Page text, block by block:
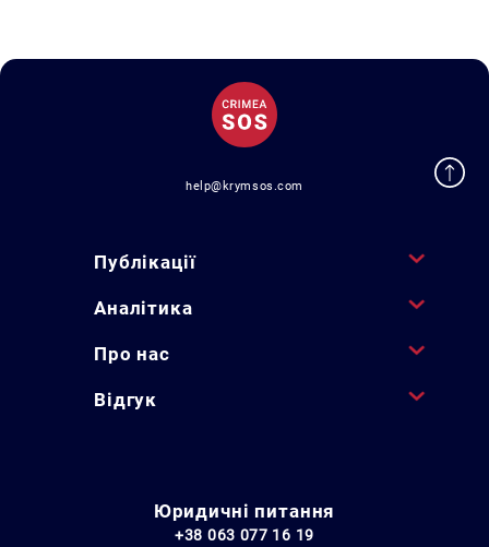
help@krymsos.com
Публікації
Аналітика
Про нас
Відгук
Юридичні питання
+38 063 077 16 19